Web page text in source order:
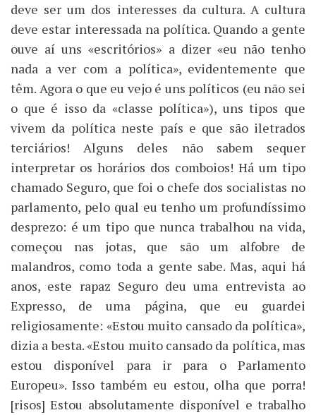
deve ser um dos interesses da cultura. A cultura
deve estar interessada na política. Quando a gente
ouve aí uns «escritórios» a dizer «eu não tenho
nada a ver com a política», evidentemente que
têm. Agora o que eu vejo é uns políticos (eu não sei
o que é isso da «classe política»), uns tipos que
vivem da política neste país e que são iletrados
terciários! Alguns deles não sabem sequer
interpretar os horários dos comboios! Há um tipo
chamado Seguro, que foi o chefe dos socialistas no
parlamento, pelo qual eu tenho um profundíssimo
desprezo: é um tipo que nunca trabalhou na vida,
começou nas jotas, que são um alfobre de
malandros, como toda a gente sabe. Mas, aqui há
anos, este rapaz Seguro deu uma entrevista ao
Expresso, de uma página, que eu guardei
religiosamente: «Estou muito cansado da política»,
dizia a besta. «Estou muito cansado da política, mas
estou disponível para ir para o Parlamento
Europeu». Isso também eu estou, olha que porra!
[risos] Estou absolutamente disponível e trabalho